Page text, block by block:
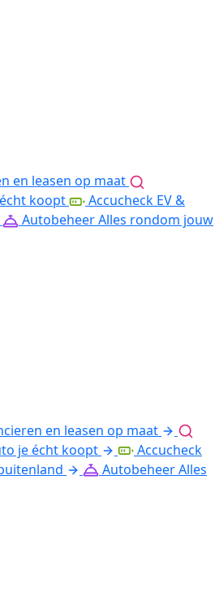
en leasen op maat
koopt
Accucheck EV &
AutobeheerAlles rondom jouw
en leasen op maat
je écht koopt
Accucheck
AutobeheerAlles